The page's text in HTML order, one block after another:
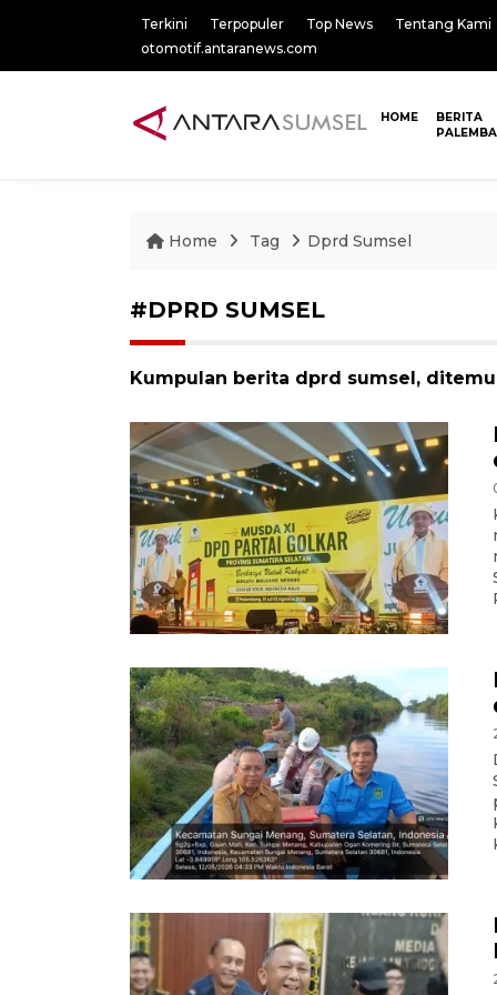
Terkini Terpopuler Top News
Tentang Kami
otomotif.antaranews.com
HOME
BERITA
Home Tag Dprd Sumsel
#DPRD SUMSEL
Kumpulan berita dprd sumsel,